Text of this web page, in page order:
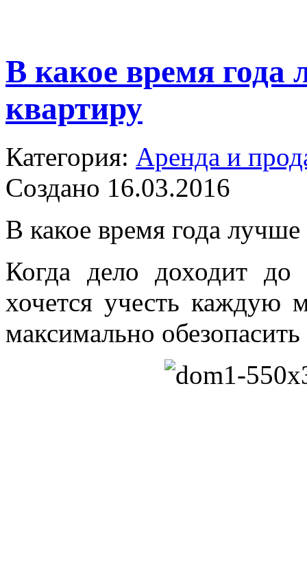
В какое время года
квартиру
Категория: Аренда и
Создано 16.03.2016
В какое время года лучше
Когда дело доходит до
хочется учесть каждую
максимально